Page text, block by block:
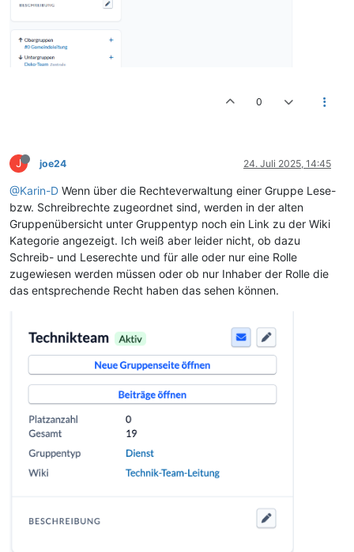
0
J joe24 24. Juli 2025, 14:45
@Karin-D Wenn über die Rechteverwaltung einer Gruppe Lese-
bzw. Schreibrechte zugeordnet sind, werden in der alten
Gruppenübersicht unter Gruppentyp noch ein Link zu der Wiki
Kategorie angezeigt. Ich weiß aber leider nicht, ob dazu
Schreib- und Leserechte und für alle oder nur eine Rolle
zugewiesen werden müssen oder ob nur Inhaber der Rolle die
das entsprechende Recht haben das sehen können.